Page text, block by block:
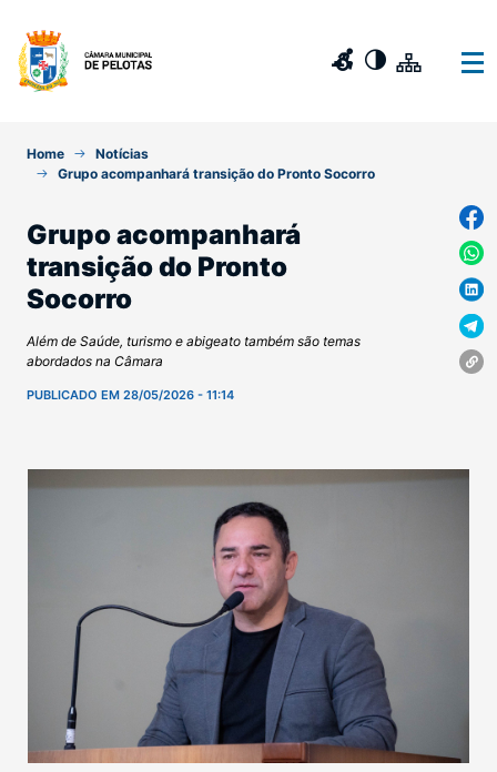
Home
Notícias
Grupo acompanhará transição do Pronto Socorro
Grupo acompanhará
transição do Pronto
Socorro
Além de Saúde, turismo e abigeato também são temas
abordados na Câmara
PUBLICADO EM 28/05/2026 - 11:14